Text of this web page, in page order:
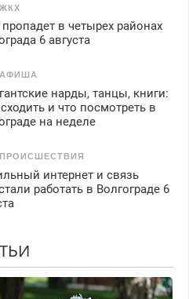
ЖКХ
в четырех районах
6 августа
АФИША
нарды, танцы, книги:
и что посмотреть в
на неделе
ПРОИСШЕСТВИЯ
интернет и связь
работать в Волгограде 6